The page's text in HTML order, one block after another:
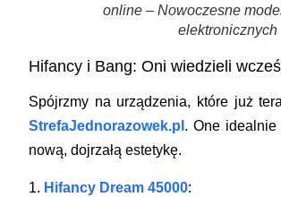
online – Nowoczesne
Hifancy i Bang: Oni wiedzieli
Spójrzmy na urządzenia, które już
StrefaJednorazowek.pl . One
nową, dojrzałą estetykę.
1. Hifancy Dream 45000: